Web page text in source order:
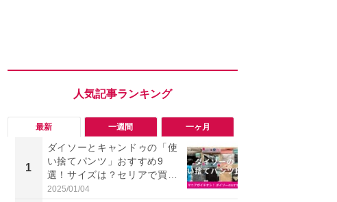
最新 一週間 一ヶ月
1
ダイソーとキャンドゥの「使
い捨てパンツ」おすすめ9
選！サイズは？セリアで買え
る？
2025/01/04